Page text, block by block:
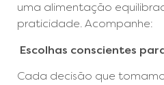
uma alimentação
praticidade. Acompanhe:
Escolhas conscientes
Cada decisão que